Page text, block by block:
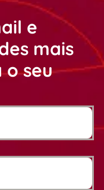
e
mais
seu